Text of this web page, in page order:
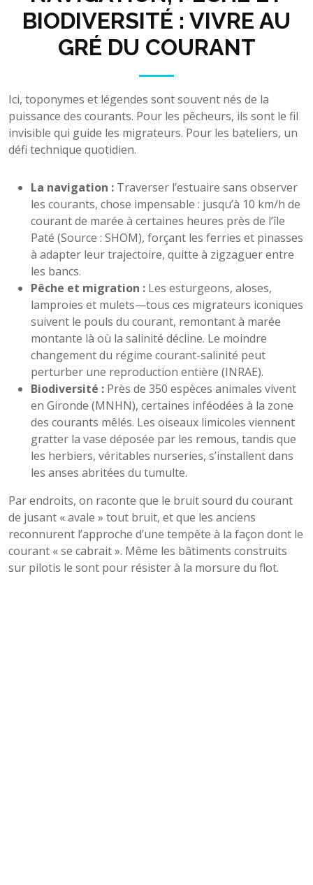
BIODIVERSITÉ : VIVRE AU
GRÉ DU COURANT
Ici, toponymes et légendes sont souvent nés de la
puissance des courants. Pour les pêcheurs, ils sont le fil
invisible qui guide les migrateurs. Pour les bateliers, un
défi technique quotidien.
La navigation : Traverser l’estuaire sans observer
les courants, chose impensable : jusqu’à 10 km/h de
courant de marée à certaines heures près de l’île
Paté (Source : SHOM), forçant les ferries et pinasses
à adapter leur trajectoire, quitte à zigzaguer entre
les bancs.
Pêche et migration : Les esturgeons, aloses,
lamproies et mulets—tous ces migrateurs iconiques
suivent le pouls du courant, remontant à marée
montante là où la salinité décline. Le moindre
changement du régime courant-salinité peut
perturber une reproduction entière (INRAE).
Biodiversité : Près de 350 espèces animales vivent
en Gironde (MNHN), certaines inféodées à la zone
des courants mêlés. Les oiseaux limicoles viennent
gratter la vase déposée par les remous, tandis que
les herbiers, véritables nurseries, s’installent dans
les anses abritées du tumulte.
Par endroits, on raconte que le bruit sourd du courant
de jusant « avale » tout bruit, et que les anciens
reconnurent l’approche d’une tempête à la façon dont le
courant « se cabrait ». Même les bâtiments construits
sur pilotis le sont pour résister à la morsure du flot.